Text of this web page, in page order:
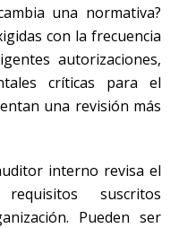
una normativa?
con la frecuencia
autorizaciones,
críticas para el
una revisión más
interno revisa el
suscritos
Pueden ser